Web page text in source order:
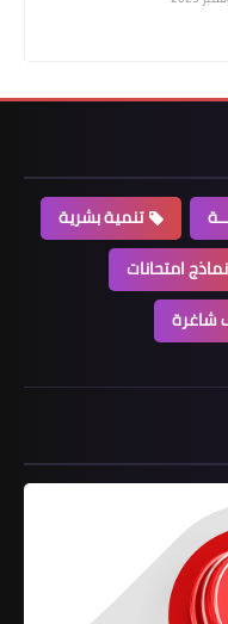
تنمية بشرية
نماذج امتحانات
شاغرة